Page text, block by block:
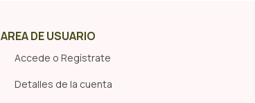
AREA DE USUARIO
Accede o Regístrate
Detalles de la cuenta